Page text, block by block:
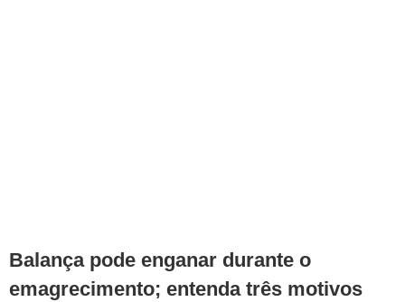
Balança pode enganar durante o
emagrecimento; entenda três motivos